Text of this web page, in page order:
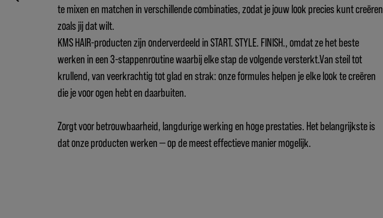
te mixen en matchen in verschillende combinaties, zodat je jouw look precies kunt creëren
zoals jij dat wilt.
KMS HAIR-producten zijn onderverdeeld in START. STYLE. FINISH., omdat ze het beste
werken in een 3-stappenroutine waarbij elke stap de volgende versterkt.Van steil tot
krullend, van veerkrachtig tot glad en strak: onze formules helpen je elke look te creëren
die je voor ogen hebt en daarbuiten.
Zorgt voor betrouwbaarheid, langdurige werking en hoge prestaties. Het belangrijkste is
dat onze producten werken — op de meest effectieve manier mogelijk.